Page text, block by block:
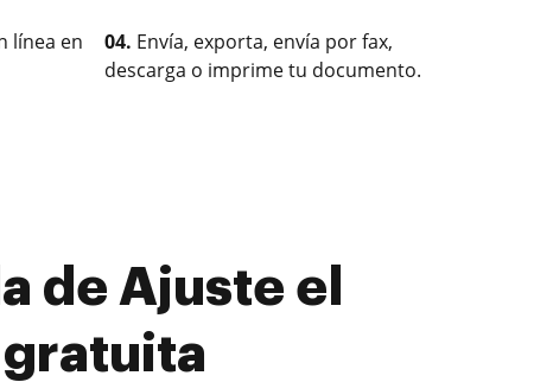
línea en
04. Envía, exporta, envía por fax,
descarga o imprime tu documento.
de Ajuste el